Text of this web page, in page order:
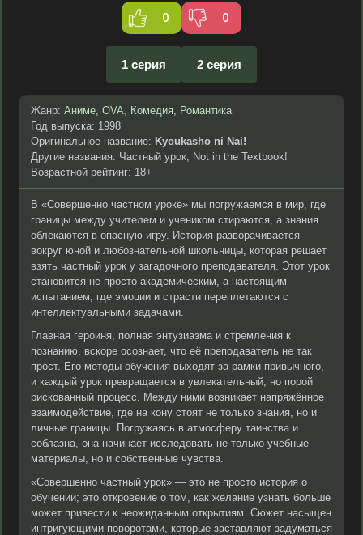
0 0
1 серия 2 серия
Жанр: Аниме, OVA, Комедия, Романтика
Год выпуска: 1998
Оригинальное название: Kyoukasho ni Nai!
Другие названия: Частный урок, Not in the Textbook!
Возрастной рейтинг: 18+
В «Совершенно частном уроке» мы погружаемся в мир, где
границы между учителем и учеником стираются, а знания
облекаются в опасную игру. История разворачивается
вокруг юной и любознательной школьницы, которая решает
взять частный урок у загадочного преподавателя. Этот урок
становится не просто академическим, а настоящим
испытанием, где эмоции и страсти переплетаются с
интеллектуальными задачами.
Главная героиня, полная энтузиазма и стремления к
познанию, вскоре осознает, что её преподаватель не так
прост. Его методы обучения выходят за рамки привычного,
и каждый урок превращается в увлекательный, но порой
рискованный процесс. Между ними возникает напряжённое
взаимодействие, где на кону стоят не только знания, но и
личные границы. Погружаясь в атмосферу таинства и
соблазна, она начинает исследовать не только учебные
материалы, но и собственные чувства.
«Совершенно частный урок» — это не просто история о
обучении; это откровение о том, как желание узнать больше
может привести к неожиданным открытиям. Сюжет насыщен
интригующими поворотами, которые заставляют задуматься